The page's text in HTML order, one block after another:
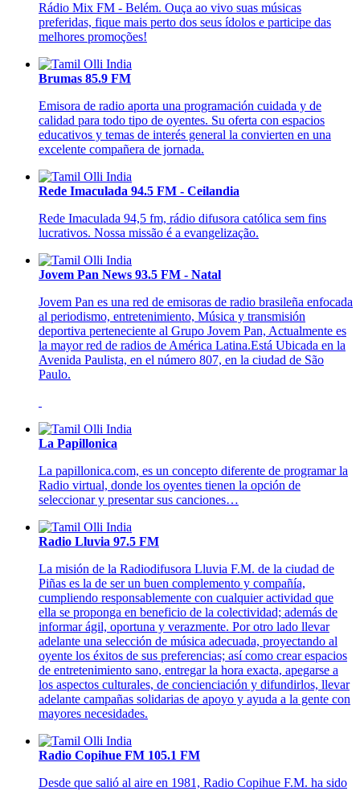
Rádio Mix FM - Belém. Ouça ao vivo suas músicas
preferidas, fique mais perto dos seus ídolos e participe das
melhores promoções!
Brumas 85.9 FM
Emisora de radio aporta una programación cuidada y de
calidad para todo tipo de oyentes. Su oferta con espacios
educativos y temas de interés general la convierten en una
excelente compañera de jornada.
Rede Imaculada 94.5 FM - Ceilandia
Rede Imaculada 94,5 fm, rádio difusora católica sem fins
lucrativos. Nossa missão é a evangelização.
Jovem Pan News 93.5 FM - Natal
Jovem Pan es una red de emisoras de radio brasileña enfocada
al periodismo, entretenimiento, Música y transmisión
deportiva perteneciente al Grupo Jovem Pan, Actualmente es
la mayor red de radios de América Latina.Está Ubicada en la
Avenida Paulista, en el número 807, en la ciudad de São
Paulo.
La Papillonica
La papillonica.com, es un concepto diferente de programar la
Radio virtual, donde los oyentes tienen la opción de
seleccionar y presentar sus canciones…
Radio Lluvia 97.5 FM
La misión de la Radiodifusora Lluvia F.M. de la ciudad de
Piñas es la de ser un buen complemento y compañía,
cumpliendo responsablemente con cualquier actividad que
ella se proponga en beneficio de la colectividad; además de
informar ágil, oportuna y verazmente. Por otro lado llevar
adelante una selección de música adecuada, proyectando al
oyente los éxitos de sus preferencias; así como crear espacios
de entretenimiento sano, entregar la hora exacta, apegarse a
los aspectos culturales, de concienciación y difundirlos, llevar
adelante campañas solidarias de apoyo y ayuda a la gente con
mayores necesidades.
Radio Copihue FM 105.1 FM
Desde que salió al aire en 1981, Radio Copihue F.M. ha sido